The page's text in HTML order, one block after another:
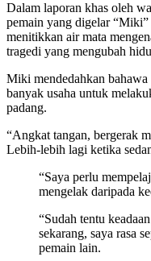
Dalam laporan khas oleh
pemain yang digelar
menitikkan air mata
tragedi yang mengubah
Miki mendedahkan
banyak usaha untuk
padang.
“Angkat tangan, bergerak
Lebih-lebih lagi ketika
“Saya perlu
mengelak daripada
“Sudah tentu
sekarang, saya rasa
pemain lain.